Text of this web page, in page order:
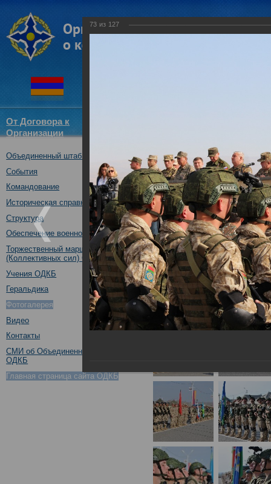
От Договора к
Организации
Объединенный штаб ОДКБ
События
Командование
Историческая справка
Структура
Обеспечение военной безопасности
Торжественный марш Войск
(Коллективных сил) ОДКБ
Учения ОДКБ
Геральдика
Фотогалерея
Видео
Контакты
СМИ об Объединенном штабе
ОДКБ
Главная страница сайта ОДКБ
Открытие совместного
09.10.2017
73 из 127